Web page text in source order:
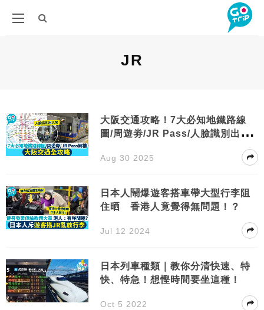
JR
大阪交通攻略！7大必知地鐵路線
圖/周遊劵/JR Pass/人臉識別出入
Aug 30 2025
日本人鬧爆遊客搭車帶大型行李阻
住晒 香港人竟覺得無問題！？
Jul 12 2024
日本列車種類｜教你分清快速、特
快、特急！想慳時間要坐這種！
Oct 5 2022